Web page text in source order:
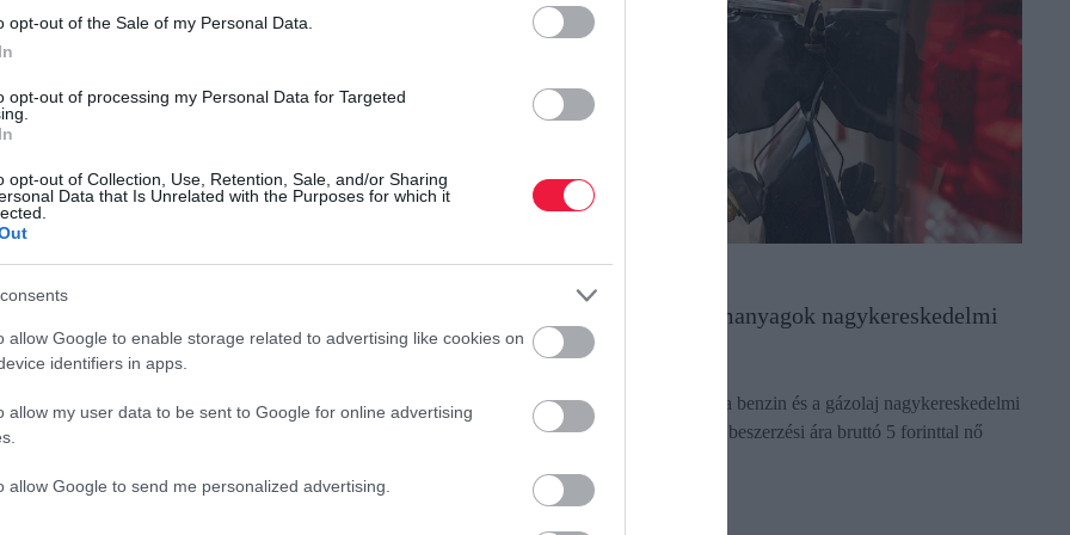
opt-out of the Sale of my Personal Data.
opt-out of processing my Personal Data for Targeted
opt-out of Collection, Use, Retention, Sale, and/or Sharing
Data that Is Unrelated with the Purposes for which it
allow Google to enable storage related to advertising like cookies on
identifiers in apps.
allow my user data to be sent to Google for online advertising
allow Google to send me personalized advertising.
forrásként a Google Keresőben!
beruházások teljesítménye a szezonálisan
év azonos időszakához viszonyítva. A beruházások
a feldolgozóipar, valamint az oktatás járult hozzá. A
mérsékelte.
az előzetes jelentéshez képest - közölte a szövetségi
negyedévben ár- szezonális és naptári kiigazítással
a július végi előzetes jelentés még csak 0,1
negyedévben 0,3, illetve 0,2 százalékkal bővült, 2024
bázison a német bruttó hazai termék. Az újonnan
a feldolgozóipar és az építőipar termelése alakult
Megint ugrik az üzemanyagok nagykereskedelmi
ára
Kedden tovább emelkedik a benzin és a gázolaj nagykereskedelmi
ára. Előbbi bruttó 2, utóbbi beszerzési ára bruttó 5 forinttal nő
rectangle